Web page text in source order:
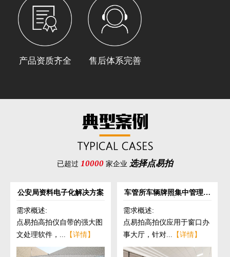
产品资质齐全 售后体系完善
已超过 10000 家企业 选择点易拍
公安局资料电子化解决方案
需求概述:
点易拍高拍仪自带的强大图
文处理软件，... 【详情】
车管所车辆牌照集中管理解
需求概述:
点易拍高拍仪应用于窗口办
事大厅，针对... 【详情】